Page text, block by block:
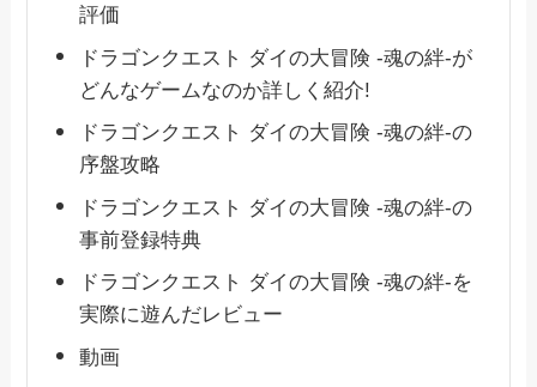
評価
ドラゴンクエスト ダイの大冒険 -魂の絆-が
どんなゲームなのか詳しく紹介!
ドラゴンクエスト ダイの大冒険 -魂の絆-の
序盤攻略
ドラゴンクエスト ダイの大冒険 -魂の絆-の
事前登録特典
ドラゴンクエスト ダイの大冒険 -魂の絆-を
実際に遊んだレビュー
動画